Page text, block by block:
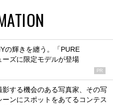
の輝きを纏う。「PURE
ーズに限定モデルが登場
PR
影する機会のある写真家、その写
ンにスポットをあてるコンテス